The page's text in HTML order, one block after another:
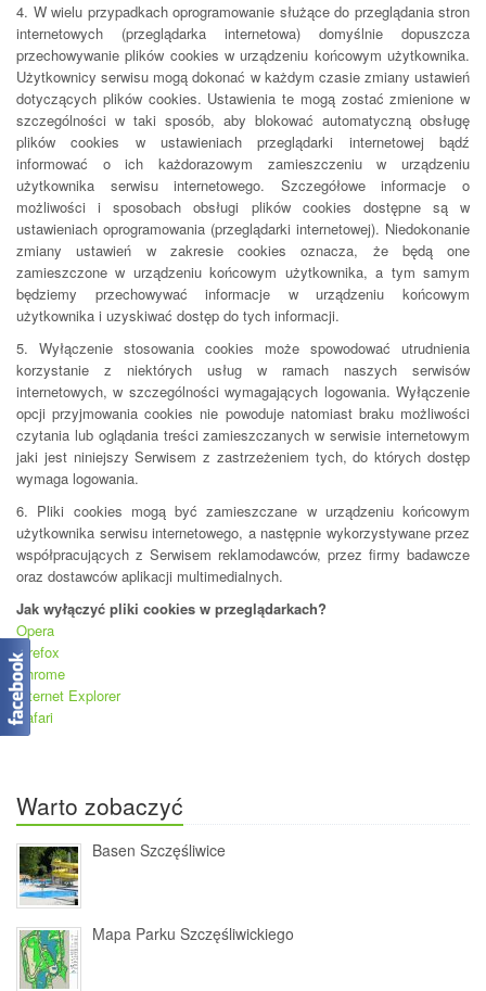
4. W wielu przypadkach oprogramowanie służące do przeglądania stron
internetowych (przeglądarka internetowa) domyślnie dopuszcza
przechowywanie plików cookies w urządzeniu końcowym użytkownika.
Użytkownicy serwisu mogą dokonać w każdym czasie zmiany ustawień
dotyczących plików cookies. Ustawienia te mogą zostać zmienione w
szczególności w taki sposób, aby blokować automatyczną obsługę
plików cookies w ustawieniach przeglądarki internetowej bądź
informować o ich każdorazowym zamieszczeniu w urządzeniu
użytkownika serwisu internetowego. Szczegółowe informacje o
możliwości i sposobach obsługi plików cookies dostępne są w
ustawieniach oprogramowania (przeglądarki internetowej). Niedokonanie
zmiany ustawień w zakresie cookies oznacza, że będą one
zamieszczone w urządzeniu końcowym użytkownika, a tym samym
będziemy przechowywać informacje w urządzeniu końcowym
użytkownika i uzyskiwać dostęp do tych informacji.
5. Wyłączenie stosowania cookies może spowodować utrudnienia
korzystanie z niektórych usług w ramach naszych serwisów
internetowych, w szczególności wymagających logowania. Wyłączenie
opcji przyjmowania cookies nie powoduje natomiast braku możliwości
czytania lub oglądania treści zamieszczanych w serwisie internetowym
jaki jest niniejszy Serwisem z zastrzeżeniem tych, do których dostęp
wymaga logowania.
6. Pliki cookies mogą być zamieszczane w urządzeniu końcowym
użytkownika serwisu internetowego, a następnie wykorzystywane przez
współpracujących z Serwisem reklamodawców, przez firmy badawcze
oraz dostawców aplikacji multimedialnych.
Jak wyłączyć pliki cookies w przeglądarkach?
Opera
Firefox
Chrome
Internet Explorer
Safari
Warto zobaczyć
Basen Szczęśliwice
Mapa Parku Szczęśliwickiego